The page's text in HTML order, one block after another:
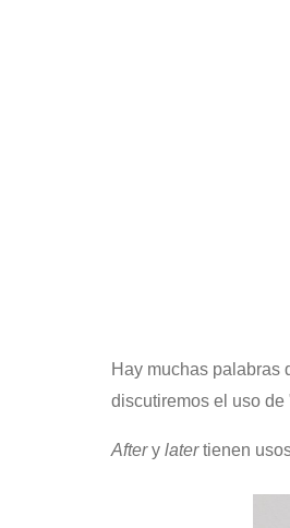
Hay muchas palabras
discutiremos el uso de
Aftery latertienen